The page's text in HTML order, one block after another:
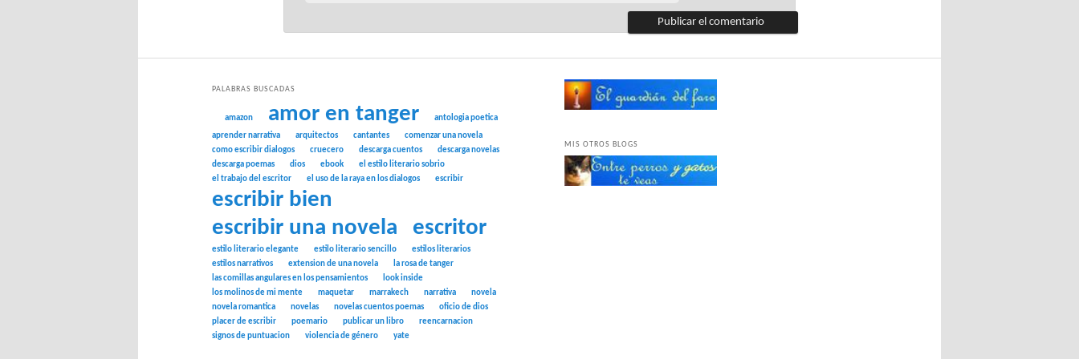
PALABRAS BUSCADAS
amazon amor en tanger
antologia poetica
aprender narrativa
arquitectos cantantes
comenzar una novela
como escribir dialogos
cruecero descarga cuentos
descarga novelas
descarga poemas
dios ebook
el estilo literario sobrio
el trabajo del escritor
el uso de la raya en los dialogos escribir
escribir bien
escribir una novela
escritor
estilo literario elegante estilo literario sencillo
estilos literarios
estilos narrativos
extension de una novela
la rosa de tanger
las comillas angulares en los pensamientos
look inside
los molinos de mi mente
maquetar marrakech narrativa
novela
novela romantica
novelas novelas cuentos poemas
oficio de dios
placer de escribir
poemario publicar un libro
reencarnacion
signos de puntuacion
violencia de género yate
MIS OTROS BLOGS